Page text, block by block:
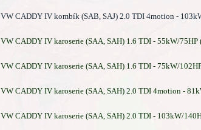
VW CADDY IV kombík (SAB, SAJ) 2.0 TDI 4motion -
VW CADDY IV karoserie (SAA, SAH) 1.6 TDI - 55kW/75HP
VW CADDY IV karoserie (SAA, SAH) 1.6 TDI - 75kW/
VW CADDY IV karoserie (SAA, SAH) 2.0 TDI 4motion -
VW CADDY IV karoserie (SAA, SAH) 2.0 TDI - 103kW/